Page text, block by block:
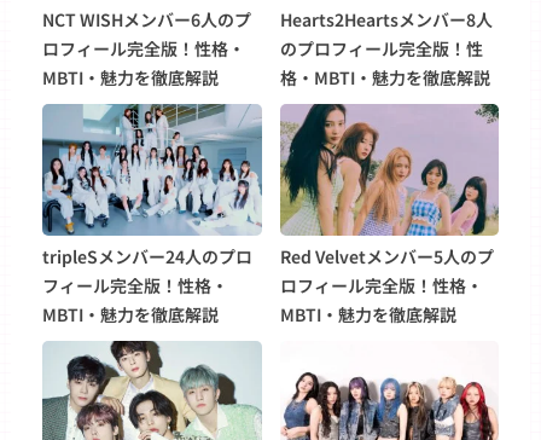
NCT WISHメンバー6人のプ
ロフィール完全版！性格・
MBTI・魅力を徹底解説
Hearts2Heartsメンバー8人
のプロフィール完全版！性
格・MBTI・魅力を徹底解説
tripleSメンバー24人のプロ
フィール完全版！性格・
MBTI・魅力を徹底解説
Red Velvetメンバー5人のプ
ロフィール完全版！性格・
MBTI・魅力を徹底解説